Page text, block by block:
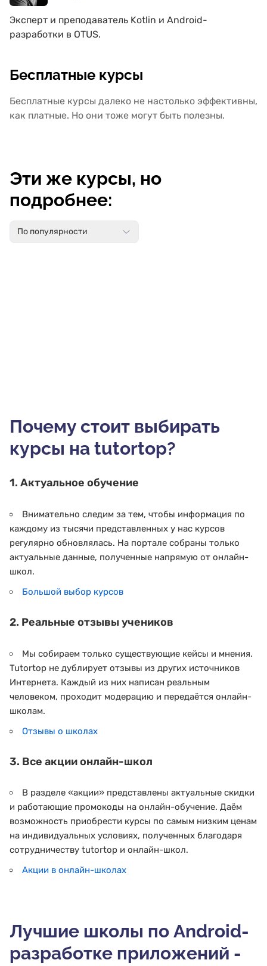
Эксперт и преподаватель Kotlin и Android-
разработки в OTUS.
Бесплатные курсы
Бесплатные курсы далеко не настолько эффективны,
как платные. Но они тоже могут быть полезны.
Эти же курсы, но
подробнее:
По популярности
Почему стоит выбирать
курсы на tutortop?
1. Актуальное обучение
Внимательно следим за тем, чтобы информация по
каждому из тысячи представленных у нас курсов
регулярно обновлялась. На портале собраны только
актуальные данные, полученные напрямую от онлайн-
школ.
Большой выбор курсов
2. Реальные отзывы учеников
Мы собираем только существующие кейсы и мнения.
Tutortop не дублирует отзывы из других источников
Интернета. Каждый из них написан реальным
человеком, проходит модерацию и передаётся онлайн-
школам.
Отзывы о школах
3. Все акции онлайн-школ
В разделе «акции» представлены актуальные скидки
и работающие промокоды на онлайн-обучение. Даём
возможность приобрести курсы по самым низким ценам
на индивидуальных условиях, полученных благодаря
сотрудничеству tutortop и онлайн-школ.
Акции в онлайн-школах
Лучшие школы по Android-
разработке приложений -